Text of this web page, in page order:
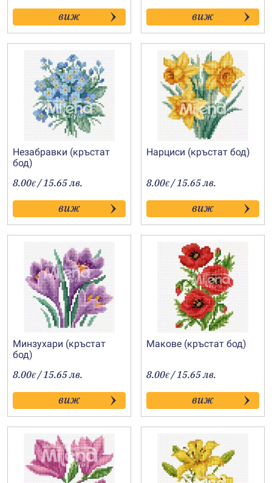
виж виж
Незабравки (кръстат
бод)
8.00€ / 15.65 лв.
виж
Нарциси (кръстат бод)
8.00€ / 15.65 лв.
виж
Минзухари (кръстат
бод)
8.00€ / 15.65 лв.
виж
Макове (кръстат бод)
8.00€ / 15.65 лв.
виж